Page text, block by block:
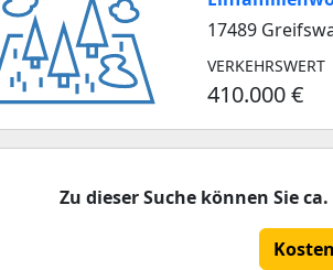
17489
VERKEHRSWERT
410.000 €
Zu dieser Suche können Sie